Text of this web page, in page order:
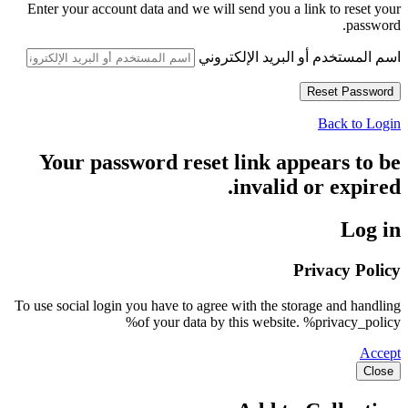
Enter your account data and we will send you a link to reset your
password.
اسم المستخدم أو البريد الإلكتروني
Back to Login
Your password reset link appears to be
invalid or expired.
Log in
Privacy Policy
To use social login you have to agree with the storage and handling
of your data by this website. %privacy_policy%
Accept
Close